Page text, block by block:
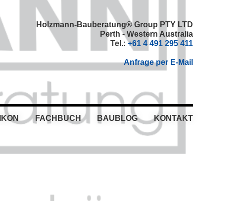
Holzmann-Bauberatung® Group PTY LTD
Perth - Western Australia
Tel.:+61 4 491 295 411
Anfrage per E-Mail
FACHBUCH BAUBLOG KONTAKT